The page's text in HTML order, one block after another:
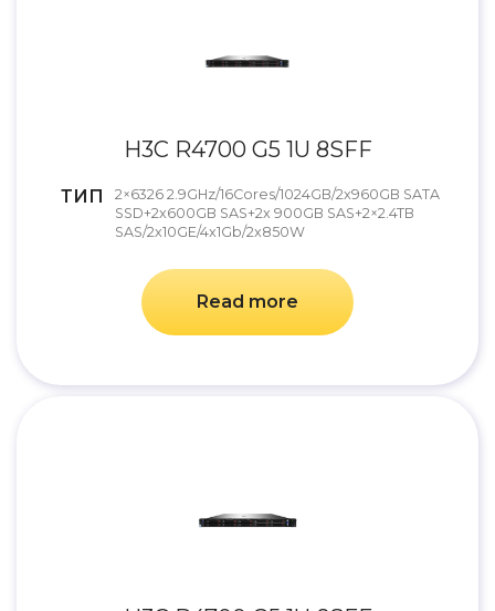
H3C R4700 G5 1U 8SFF
ТИП
2×6326 2.9GHz/16Cores/1024GB/2x960GB SATA
SSD+2x600GB SAS+2x 900GB SAS+2×2.4TB
SAS/2x10GE/4x1Gb/2x850W
Read more